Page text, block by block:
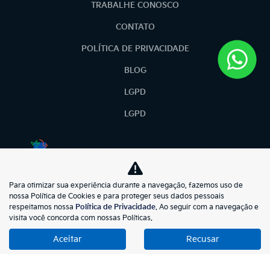
TRABALHE CONOSCO
CONTATO
POLÍTICA DE PRIVACIDADE
BLOG
LGPD
LGPD
No trânsito, enxergar o outro salva vidas.
kiasunmotors
73.695.397/0001-57
Desenvolvido pela DEALERSPACE ® Direitos Reservados.
Para otimizar sua experiência durante a navegação, fazemos uso de
nossa Política de Cookies e para proteger seus dados pessoais
respeitamos nossa Política de Privacidade. Ao seguir com a navegação e
visita você concorda com nossas Políticas.
Aceitar Recusar